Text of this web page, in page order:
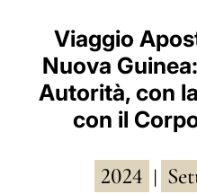
Viaggio
Nuova
Autorità, con
con il
2024